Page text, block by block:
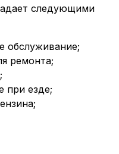
следующими
обслуживание;
ремонта;
при езде;